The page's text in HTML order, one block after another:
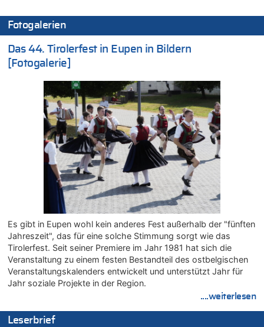
In Belgien missachten zwei von drei Autofahrern das
Tempolimit in 30er-Zonen – Untersuchung von Vias
07.08.2026 - 13:20 von JoKrings zu
In Belgien missachten zwei von drei Autofahrern das
Tempolimit in 30er-Zonen – Untersuchung von Vias
07.08.2026 - 13:04 von Kein Raser zu
In Belgien missachten zwei von drei Autofahrern das
Tempolimit in 30er-Zonen – Untersuchung von Vias
07.08.2026 - 13:01 von Experten? zu
In Belgien missachten zwei von drei Autofahrern das
Tempolimit in 30er-Zonen – Untersuchung von Vias
07.08.2026 - 12:43 von JoKrings zu
Zweite Hitzewelle in diesem Sommer ist jetzt amtlich
07.08.2026 - 12:31 von Fassungslos zu
In Belgien missachten zwei von drei Autofahrern das
Tempolimit in 30er-Zonen – Untersuchung von Vias
07.08.2026 - 11:31 von Zuhörer zu
In Belgien missachten zwei von drei Autofahrern das
Tempolimit in 30er-Zonen – Untersuchung von Vias
07.08.2026 - 11:23 von Dax zu
In Belgien missachten zwei von drei Autofahrern das
Tempolimit in 30er-Zonen – Untersuchung von Vias
07.08.2026 - 11:20 von JoKrings zu
In Belgien missachten zwei von drei Autofahrern das
Fotogalerien
Das 44. Tirolerfest in Eupen in Bildern
[Fotogalerie]
Es gibt in Eupen wohl kein anderes Fest außerhalb der "fünften
Jahreszeit", das für eine solche Stimmung sorgt wie das
Tirolerfest. Seit seiner Premiere im Jahr 1981 hat sich die
Veranstaltung zu einem festen Bestandteil des ostbelgischen
Veranstaltungskalenders entwickelt und unterstützt Jahr für
Jahr soziale Projekte in der Region.
....weiterlesen
Leserbrief